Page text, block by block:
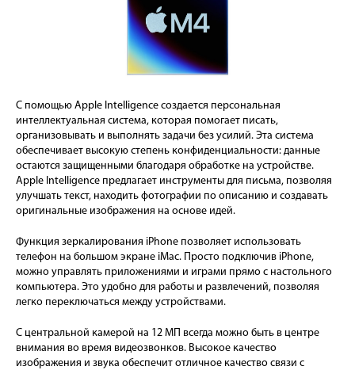
С помощью Apple Intelligence создается персональная
интеллектуальная система, которая помогает писать,
организовывать и выполнять задачи без усилий. Эта система
обеспечивает высокую степень конфиденциальности: данные
остаются защищенными благодаря обработке на устройстве.
Apple Intelligence предлагает инструменты для письма, позволяя
улучшать текст, находить фотографии по описанию и создавать
оригинальные изображения на основе идей.
Функция зеркалирования iPhone позволяет использовать
телефон на большом экране iMac. Просто подключив iPhone,
можно управлять приложениями и играми прямо с настольного
компьютера. Это удобно для работы и развлечений, позволяя
легко переключаться между устройствами.
С центральной камерой на 12 МП всегда можно быть в центре
внимания во время видеозвонков. Высокое качество
изображения и звука обеспечит отличное качество связи с